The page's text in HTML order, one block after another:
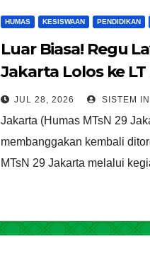
HUMAS KESISWAAN PENDIDIKAN
Luar Biasa! Regu
Jakarta Lolos ke
Borong Belasan
Penggalang
JUL 28, 2026 SISTEM
Jakarta (Humas MTsN 29
membanggakan kembali
MTsN 29 Jakarta melalui